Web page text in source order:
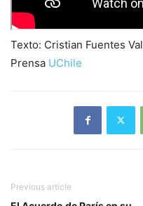
Texto: Cristian Fuentes
Prensa UChile
Previous article